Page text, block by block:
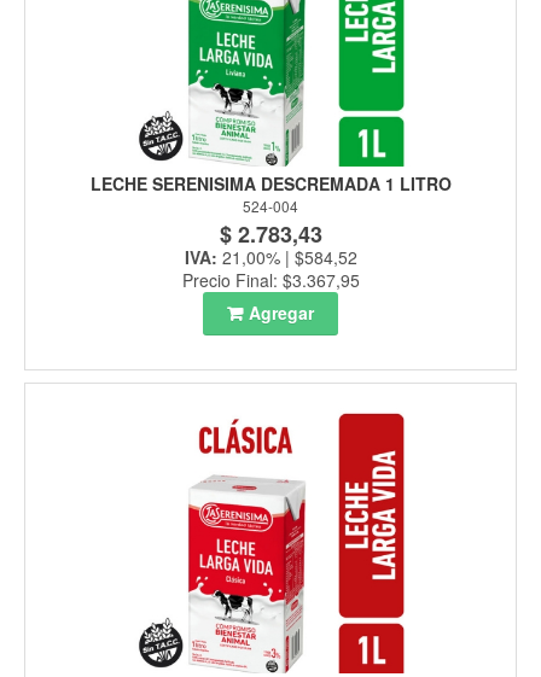
LECHE SERENISIMA DESCREMADA 1 LITRO
524-004
$ 2.783,43
IVA: 21,00% | $584,52
Precio Final: $3.367,95
Agregar